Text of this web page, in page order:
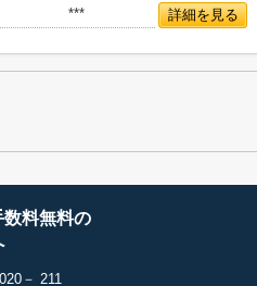
*** 詳細を見る
料無料の
－ 211